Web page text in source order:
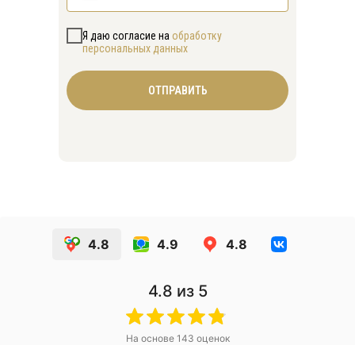
Я даю согласие на обработку
персональных данных
ОТПРАВИТЬ
4.8 4.9 4.8
4.8 из 5
На основе 143 оценок